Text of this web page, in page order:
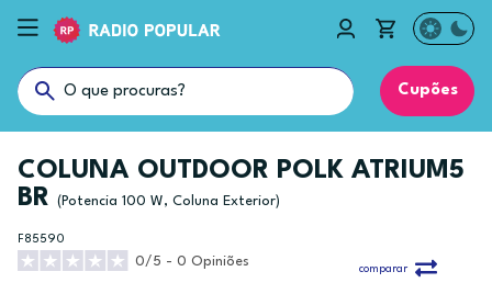
Cupões
COLUNA OUTDOOR POLK ATRIUM5
BR
(Potencia 100 W, Coluna Exterior)
F85590
0/5 - 0 Opiniões
comparar